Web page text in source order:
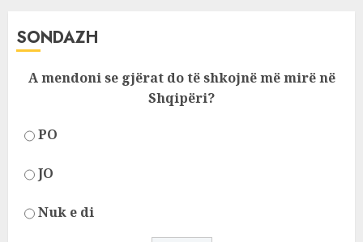
SONDAZH
A mendoni se gjërat do të shkojnë më mirë në
Shqipëri?
PO
JO
Nuk e di